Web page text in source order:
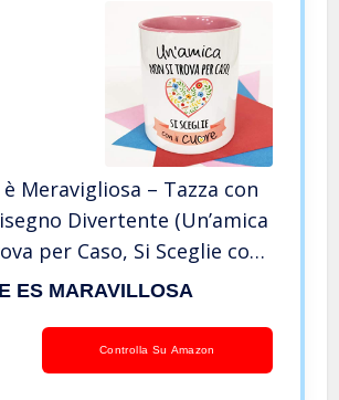
Meravigliosa – Tazza con
Divertente (Un’amica
per Caso, Si Sceglie con
per Un’ Amica
ES MARAVILLOSA
Controlla Su Amazon